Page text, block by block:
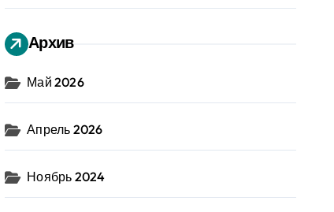
Архив
Май 2026
Апрель 2026
Ноябрь 2024